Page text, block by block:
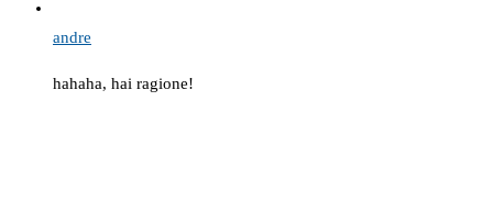
andre
hahaha, hai ragione!